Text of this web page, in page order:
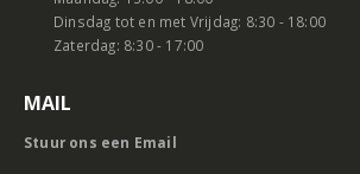
Dinsdag tot en met Vrijdag: 8:30 - 18:00
Zaterdag: 8:30 - 17:00
MAIL